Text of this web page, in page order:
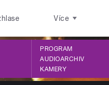
Více
PROGRAM
AUDIOARCHIV
KAMERY